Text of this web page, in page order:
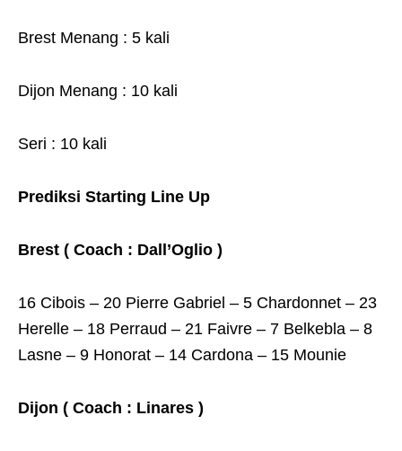
Brest Menang : 5 kali
Dijon Menang : 10 kali
Seri : 10 kali
Prediksi Starting Line Up
Brest ( Coach : Dall’Oglio )
16 Cibois – 20 Pierre Gabriel – 5 Chardonnet – 23
Herelle – 18 Perraud – 21 Faivre – 7 Belkebla – 8
Lasne – 9 Honorat – 14 Cardona – 15 Mounie
Dijon ( Coach : Linares )